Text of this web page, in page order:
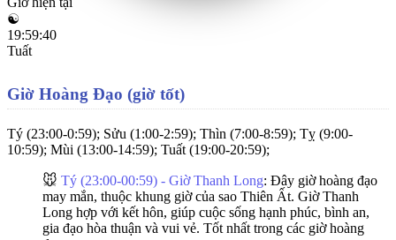
☯
19:59:41
Tuất
Giờ Hoàng Đạo (giờ tốt)
Tý (23:00-0:59); Sửu (1:00-2:59); Thìn (7:00-8:59); Tỵ (9:00-
10:59); Mùi (13:00-14:59); Tuất (19:00-20:59);
🐭 Tý (23:00-00:59) - Giờ Thanh Long: Đây giờ hoàng đạo
may mắn, thuộc khung giờ của sao Thiên Ất. Giờ Thanh
Long hợp với kết hôn, giúp cuộc sống hạnh phúc, bình an,
gia đạo hòa thuận và vui vẻ. Tốt nhất trong các giờ hoàng